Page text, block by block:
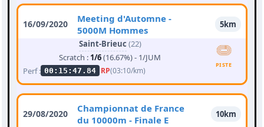
16/09/2020
Meeting d'Automne -
5000M Hommes
5km
Saint-Brieuc (22)
Scratch : 1/6(16.67%) - 1/JUM
Perf : 00:15:47.84 RP(03:10/km)
PISTE
29/08/2020
Championnat de France
du 10000m - Finale E
10km